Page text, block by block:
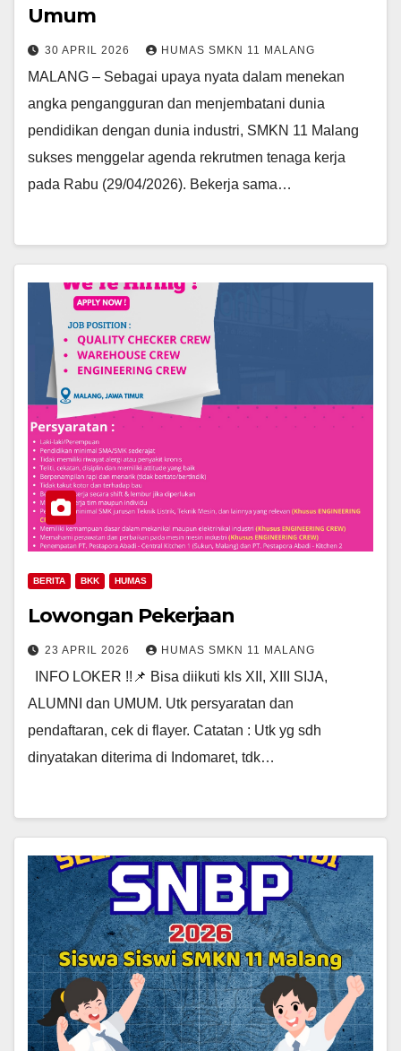
Umum
30 APRIL 2026 HUMAS SMKN 11 MALANG
MALANG – Sebagai upaya nyata dalam menekan
angka pengangguran dan menjembatani dunia
pendidikan dengan dunia industri, SMKN 11 Malang
sukses menggelar agenda rekrutmen tenaga kerja
pada Rabu (29/04/2026). Bekerja sama…
BERITA BKK HUMAS
Lowongan Pekerjaan
23 APRIL 2026 HUMAS SMKN 11 MALANG
INFO LOKER !!📌 Bisa diikuti kls XII, XIII SIJA,
ALUMNI dan UMUM. Utk persyaratan dan
pendaftaran, cek di flayer. Catatan : Utk yg sdh
dinyatakan diterima di Indomaret, tdk…